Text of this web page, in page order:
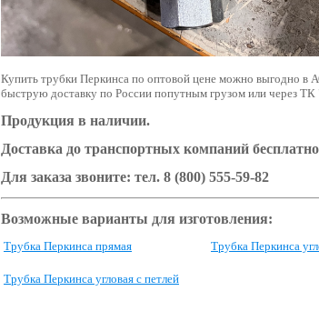
Купить трубки Перкинса по оптовой цене можно выгодно в
быструю доставку по России попутным грузом или через
Продукция в наличии.
Доставка до транспортных компаний
Для заказа звоните: тел. 8 (800) 555-59-82
Возможные варианты для изготовления:
Трубка Перкинса прямая Трубка Перкинса
Трубка Перкинса угловая с петлей